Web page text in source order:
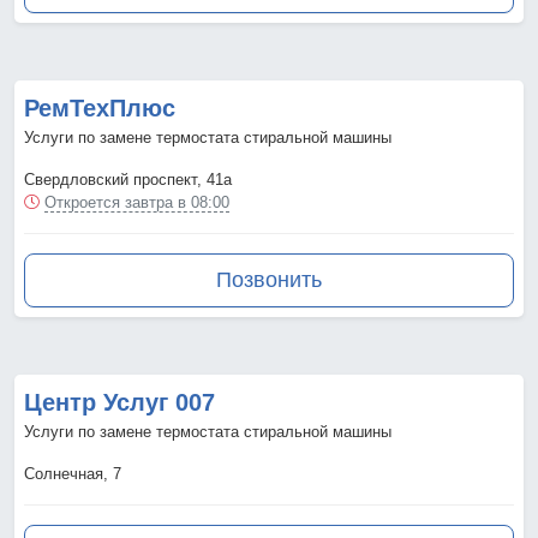
РемТехПлюс
Услуги по замене термостата стиральной машины
Свердловский проспект, 41а
Откроется завтра в 08:00
Позвонить
Центр Услуг 007
Услуги по замене термостата стиральной машины
Солнечная, 7